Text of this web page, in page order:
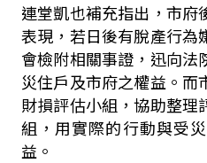
連堂凱也補充指出，市府
表現，若日後有脫產行為
會檢附相關事證，迅向法
災住戶及市府之權益。而
財損評估小組，協助整理
組，用實際的行動與受
益。